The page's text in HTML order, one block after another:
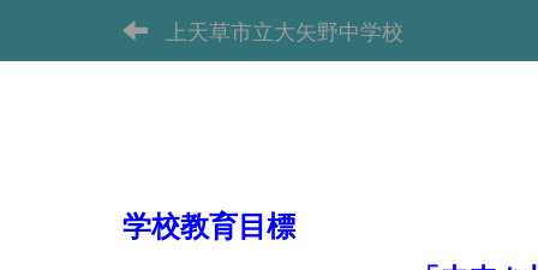
上天草市立大矢野中学校
学校教育目標